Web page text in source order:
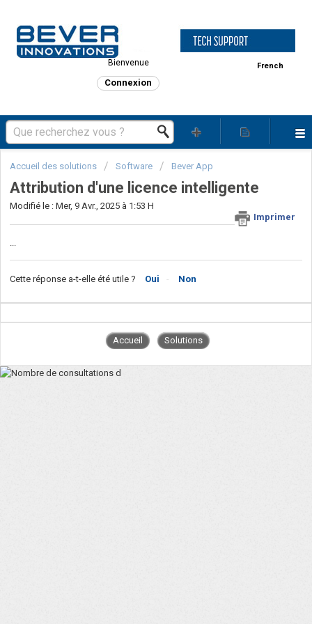
French
Bienvenue
Connexion
Accueil des solutions Software Bever App
Attribution d'une licence intelligente
Imprimer
Modifié le : Mer, 9 Avr., 2025 à 1:53 H
Cette réponse a-t-elle été utile ? Oui Non
Accueil Solutions